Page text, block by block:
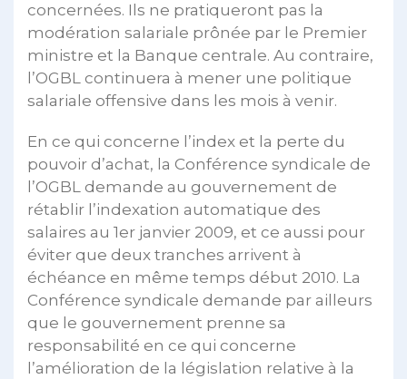
concernées. Ils ne pratiqueront pas la
modération salariale prônée par le Premier
ministre et la Banque centrale. Au contraire,
l’OGBL continuera à mener une politique
salariale offensive dans les mois à venir.
En ce qui concerne l’index et la perte du
pouvoir d’achat, la Conférence syndicale de
l’OGBL demande au gouvernement de
rétablir l’indexation automatique des
salaires au 1er janvier 2009, et ce aussi pour
éviter que deux tranches arrivent à
échéance en même temps début 2010. La
Conférence syndicale demande par ailleurs
que le gouvernement prenne sa
responsabilité en ce qui concerne
l’amélioration de la législation relative à la